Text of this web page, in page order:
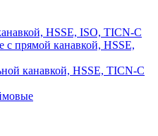
HSSE, ISO, TICN-C
прямой канавкой, HSSE,
канавкой, HSSE, TICN-C